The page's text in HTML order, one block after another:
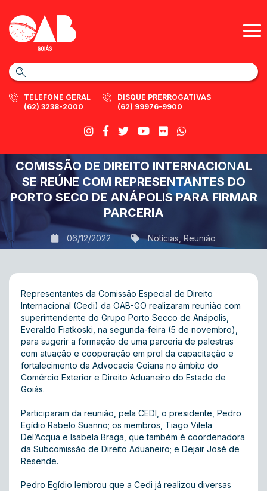
TELEFONE GERAL
(62) 3238-2000
DISQUE PRERROGATIVAS
(62) 99976-9900
COMISSÃO DE DIREITO INTERNACIONAL
SE REÚNE COM REPRESENTANTES DO
PORTO SECO DE ANÁPOLIS PARA FIRMAR
PARCERIA
06/12/2022 Notícias Reunião
Representantes da Comissão Especial de Direito
Internacional (Cedi) da OAB-GO realizaram reunião com
superintendente do Grupo Porto Secco de Anápolis,
Everaldo Fiatkoski, na segunda-feira (5 de novembro),
para sugerir a formação de uma parceria de palestras
com atuação e cooperação em prol da capacitação e
fortalecimento da Advocacia Goiana no âmbito do
Comércio Exterior e Direito Aduaneiro do Estado de
Goiás.
Participaram da reunião, pela CEDI, o presidente, Pedro
Egídio Rabelo Suanno; os membros, Tiago Vilela
Del’Acqua e Isabela Braga, que também é coordenadora
da Subcomissão de Direito Aduaneiro; e Dejair José de
Resende.
Pedro Egídio lembrou que a Cedi já realizou diversas